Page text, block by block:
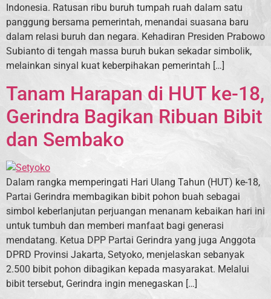
Indonesia. Ratusan ribu buruh tumpah ruah dalam satu
panggung bersama pemerintah, menandai suasana baru
dalam relasi buruh dan negara. Kehadiran Presiden Prabowo
Subianto di tengah massa buruh bukan sekadar simbolik,
melainkan sinyal kuat keberpihakan pemerintah […]
Tanam Harapan di HUT ke-18,
Gerindra Bagikan Ribuan Bibit
dan Sembako
Dalam rangka memperingati Hari Ulang Tahun (HUT) ke-18,
Partai Gerindra membagikan bibit pohon buah sebagai
simbol keberlanjutan perjuangan menanam kebaikan hari ini
untuk tumbuh dan memberi manfaat bagi generasi
mendatang. Ketua DPP Partai Gerindra yang juga Anggota
DPRD Provinsi Jakarta, Setyoko, menjelaskan sebanyak
2.500 bibit pohon dibagikan kepada masyarakat. Melalui
bibit tersebut, Gerindra ingin menegaskan […]